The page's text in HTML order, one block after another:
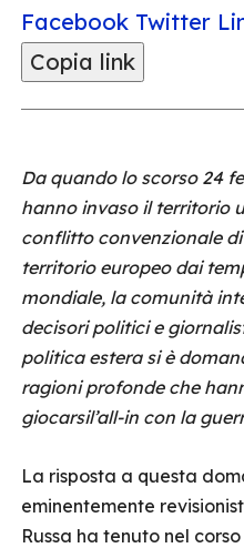
Facebook Twitter
Copia link
Da quando lo scorso 24
hanno invaso il territorio
conflitto convenzionale
territorio europeo dai
mondiale, la comunità
decisori politici e
politica estera si è
ragioni profonde che
giocarsil’all-in con la
La risposta a questa
eminentemente
Russa ha tenuto nel